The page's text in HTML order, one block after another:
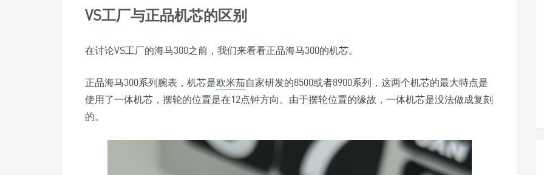
VS工厂与正品机芯的区别
在讨论VS工厂的海马300之前，我们来看看正品海马300的机芯。
正品海马300系列腕表，机芯是欧米茄自家研发的8500或者8900系列，这两个机芯的最大特点是
使用了一体机芯，摆轮的位置是在12点钟方向。由于摆轮位置的缘故，一体机芯是没法做成复刻
的。